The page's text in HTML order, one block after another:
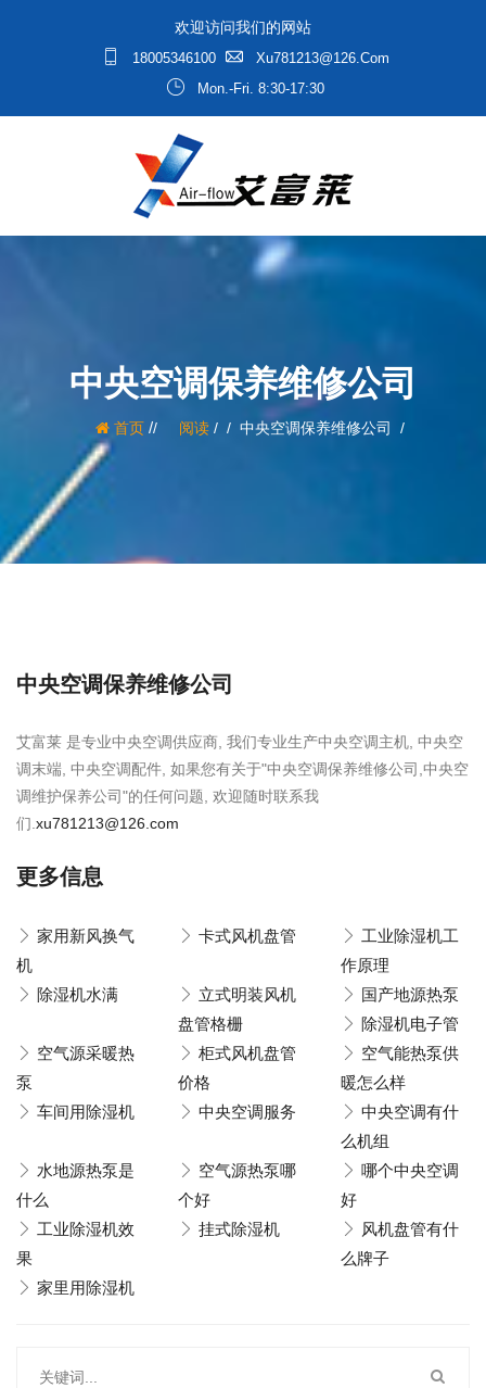
欢迎访问我们的网站
18005346100
Xu781213@126.com
Mon.-Fri. 8:30-17:30
中央空调保养维修公司
首页/ 阅读/ 中央空调保养维修公司
中央空调保养维修公司
艾富莱 是专业中央空调供应商, 我们专业生产中央空调主机, 中央空
调末端, 中央空调配件, 如果您有关于"中央空调保养维修公司,中央空
调维护保养公司"的任何问题, 欢迎随时联系我
们. xu781213@126.com
更多信息
家用新风换气
机
卡式风机盘管
工业除湿机工
作原理
除湿机水满
立式明装风机
盘管格栅
国产地源热泵
除湿机电子管
空气源采暖热
泵
柜式风机盘管
价格
空气能热泵供
暖怎么样
车间用除湿机
中央空调服务
中央空调有什
么机组
水地源热泵是
什么
空气源热泵哪
个好
哪个中央空调
好
工业除湿机效
果
挂式除湿机
风机盘管有什
么牌子
家里用除湿机